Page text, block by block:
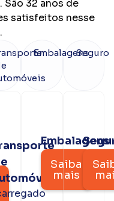
São 32 anos de
satisfeitos nesse
EmbalagensSeguro
Embalagens
Saiba
mais